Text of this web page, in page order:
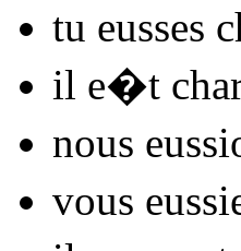
tu eusses
il e�t
nous
vous